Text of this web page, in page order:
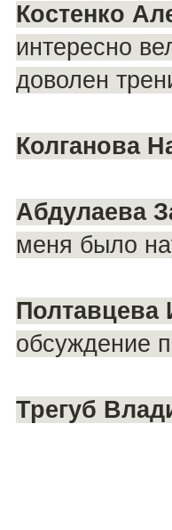
Костенко
интересно
доволен
Колганова
Абдулаева
меня было
обсуждение
Трегуб